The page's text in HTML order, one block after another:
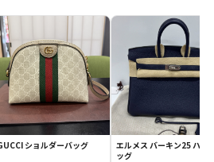
ショルダーバッグ
エルメス バーキン25 ハンドバ
ッグ